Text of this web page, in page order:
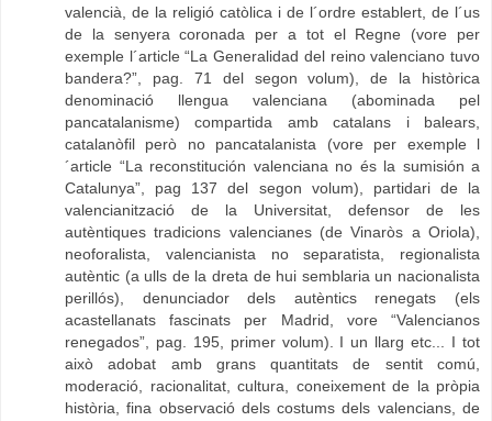
valencià, de la religió catòlica i de l´ordre establert, de l´us
de la senyera coronada per a tot el Regne (vore per
exemple l´article “La Generalidad del reino valenciano tuvo
bandera?”, pag. 71 del segon volum), de la històrica
denominació llengua valenciana (abominada pel
pancatalanisme) compartida amb catalans i balears,
catalanòfil però no pancatalanista (vore per exemple l
´article “La reconstitución valenciana no és la sumisión a
Catalunya”, pag 137 del segon volum), partidari de la
valencianització de la Universitat, defensor de les
autèntiques tradicions valencianes (de Vinaròs a Oriola),
neoforalista, valencianista no separatista, regionalista
autèntic (a ulls de la dreta de hui semblaria un nacionalista
perillós), denunciador dels autèntics renegats (els
acastellanats fascinats per Madrid, vore “Valencianos
renegados”, pag. 195, primer volum). I un llarg etc... I tot
això adobat amb grans quantitats de sentit comú,
moderació, racionalitat, cultura, coneixement de la pròpia
història, fina observació dels costums dels valencians, de